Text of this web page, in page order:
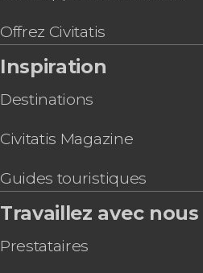
Visite du Baptistère et du
Clocher de Giotto
Offrez Civitatis
Inspiration
Destinations
Civitatis Magazine
Guides touristiques
Travaillez avec nous
Prestataires